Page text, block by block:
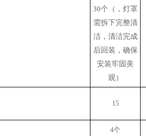
30个（，灯罩
需拆下完整清
洁，清洁完成
后回装，确保
安装牢固美
观）
15
4个